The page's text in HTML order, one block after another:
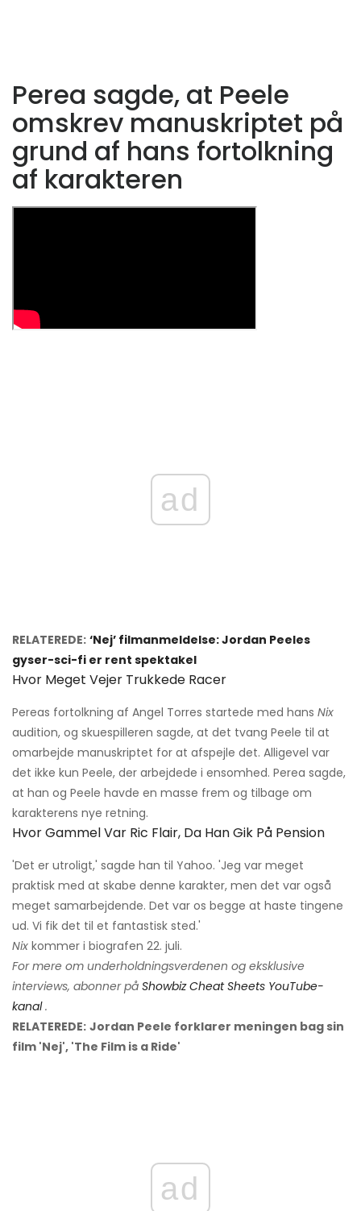
Perea sagde, at Peele
omskrev manuskriptet på
grund af hans fortolkning
af karakteren
ad
RELATEREDE: ‘Nej’ filmanmeldelse: Jordan Peeles
gyser-sci-fi er rent spektakel
Hvor Meget Vejer Trukkede Racer
Pereas fortolkning af Angel Torres startede med hans Nix
audition, og skuespilleren sagde, at det tvang Peele til at
omarbejde manuskriptet for at afspejle det. Alligevel var
det ikke kun Peele, der arbejdede i ensomhed. Perea sagde,
at han og Peele havde en masse frem og tilbage om
karakterens nye retning.
Hvor Gammel Var Ric Flair, Da Han Gik På Pension
'Det er utroligt,' sagde han til Yahoo. 'Jeg var meget
praktisk med at skabe denne karakter, men det var også
meget samarbejdende. Det var os begge at haste tingene
ud. Vi fik det til et fantastisk sted.'
Nix kommer i biografen 22. juli.
For mere om underholdningsverdenen og eksklusive
interviews, abonner på Showbiz Cheat Sheets YouTube-
kanal .
RELATEREDE: Jordan Peele forklarer meningen bag sin
film 'Nej', 'The Film is a Ride'
ad